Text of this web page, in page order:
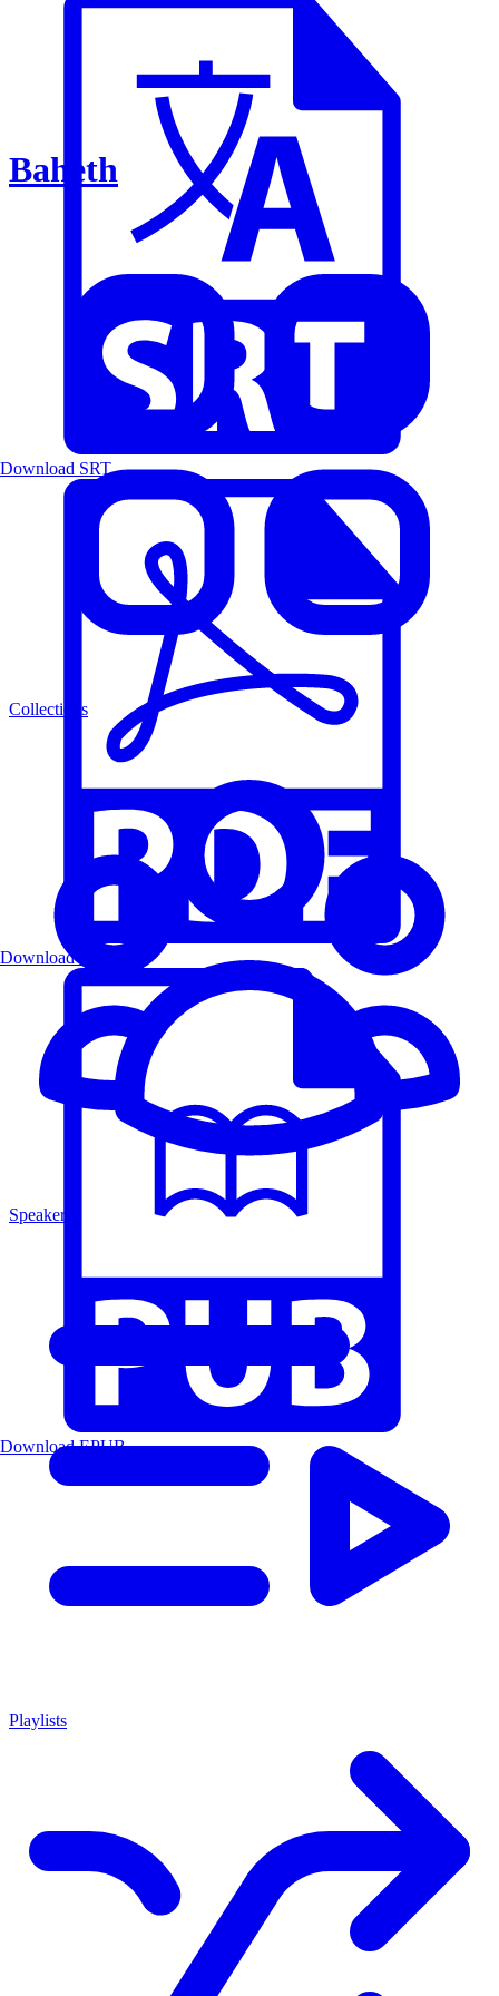
Baheth
Collections
Speakers
Playlists
Download SRT
Download PDF
Download EPUB